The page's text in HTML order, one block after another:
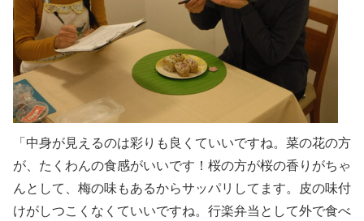
「中身が見えるのは彩りも良くていいですね。菜の花の方
が、たくわんの食感がいいです！桜の方が桜の香りがちゃ
んとして、梅の味もあるからサッパリしてます。皮の味付
けがしつこくなくていいですね。行楽弁当として外で食べ